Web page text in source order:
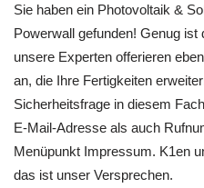
Sie haben ein Photovoltaik &
Powerwall gefunden! Genug ist
unsere Experten offerieren
an, die Ihre Fertigkeiten
Sicherheitsfrage in diesem
E-Mail-Adresse als auch
Menüpunkt Impressum. K1en
das ist unser Versprechen.